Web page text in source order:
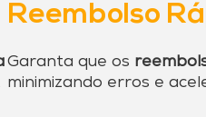
Reembolso
Garanta que os
minimizando erros e